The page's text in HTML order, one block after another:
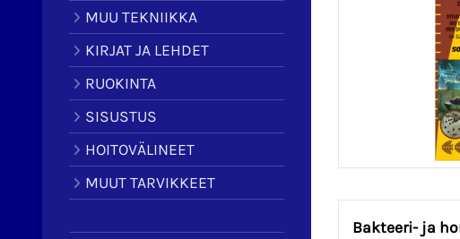
MUU TEKNIIKKA
KIRJAT JA LEHDET
RUOKINTA
SISUSTUS
HOITOVÄLINEET
MUUT TARVIKKEET
Bakteeri- ja